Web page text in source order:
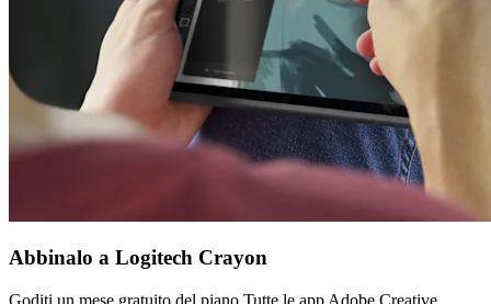
Abbinalo a Logitech Crayon
Goditi un mese gratuito del piano Tutte le app Adobe Creative